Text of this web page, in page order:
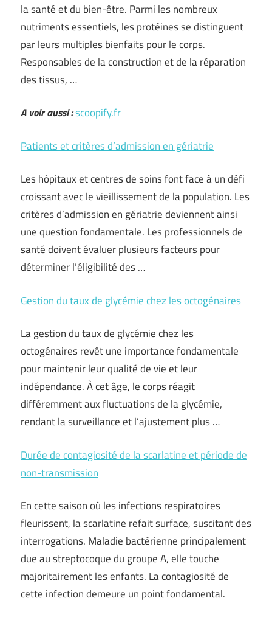
la santé et du bien-être. Parmi les nombreux
nutriments essentiels, les protéines se distinguent
par leurs multiples bienfaits pour le corps.
Responsables de la construction et de la réparation
des tissus, …
A voir aussi :scoopify.fr
Patients et critères d’admission en gériatrie
Les hôpitaux et centres de soins font face à un défi
croissant avec le vieillissement de la population. Les
critères d’admission en gériatrie deviennent ainsi
une question fondamentale. Les professionnels de
santé doivent évaluer plusieurs facteurs pour
déterminer l’éligibilité des …
Gestion du taux de glycémie chez les octogénaires
La gestion du taux de glycémie chez les
octogénaires revêt une importance fondamentale
pour maintenir leur qualité de vie et leur
indépendance. À cet âge, le corps réagit
différemment aux fluctuations de la glycémie,
rendant la surveillance et l’ajustement plus …
Durée de contagiosité de la scarlatine et période de
non-transmission
En cette saison où les infections respiratoires
fleurissent, la scarlatine refait surface, suscitant des
interrogations. Maladie bactérienne principalement
due au streptocoque du groupe A, elle touche
majoritairement les enfants. La contagiosité de
cette infection demeure un point fondamental.